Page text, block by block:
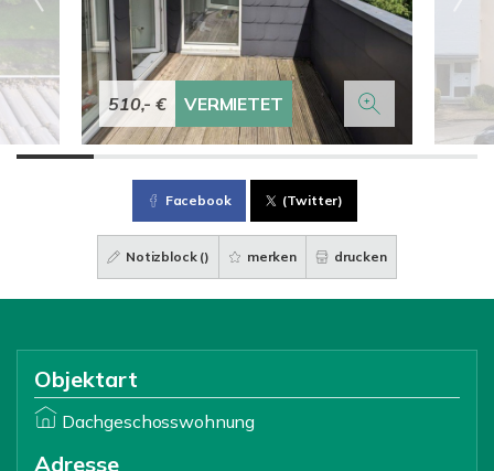
510,- € VERMIETET
Facebook (Twitter)
Notizblock () merken drucken
Objektart
Dachgeschosswohnung
Adresse